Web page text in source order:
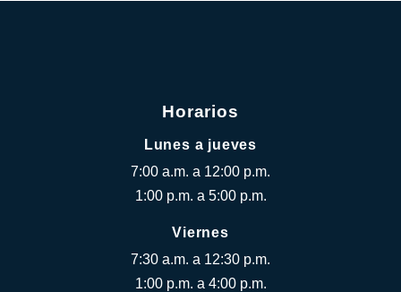
Horarios
Lunes a jueves
7:00 a.m. a 12:00 p.m.
1:00 p.m. a 5:00 p.m.
Viernes
7:30 a.m. a 12:30 p.m.
1:00 p.m. a 4:00 p.m.